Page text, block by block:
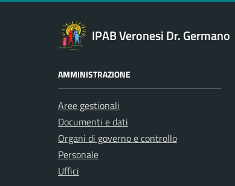
IPAB Veronesi Dr. Germano
AMMINISTRAZIONE
Aree gestionali
Documenti e dati
Organi di governo e controllo
Personale
Uffici